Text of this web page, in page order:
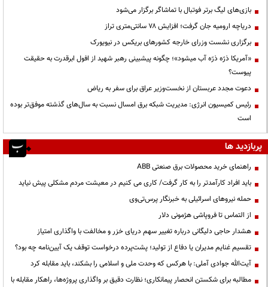
بازی‌های لیگ برتر فوتبال با تماشاگر برگزار می‌شود
دریاچه ارومیه جان گرفت؛ افزایش ۷۸ سانتی‌متری تراز
برگزاری نشست وزرای خارجه کشورهای بریکس در نیویورک
«آمریکا ذرّه ذرّه آب میشود»؛ چگونه پیشبینی رهبر شهید از افول ابرقدرت به حقیقت
پیوست؟
دعوت مجدد عربستان از نخست‌وزیر عراق برای سفر به ریاض
رئیس کمیسیون انرژی: مدیریت شبکه برق امسال نسبت به سال‌های گذشته موفق‌تر بوده
است
پربازدید ها
راهنمای خرید محصولات برق صنعتی ABB
باید افراد کارآمدتر را به کار گرفت/ کاری می کنیم در معیشت مردم مشکلی پیش نیاید
حمله نیروهای اسرائیلی به خبرنگار پرس‌تی‌وی
از التماس تا فروپاشی هژمونی دلار
هشدار حاجی دلیگانی درباره تغییر سهم دریای خزر و مخالفت با واگذاری امتیاز
تقسیم غنایم مدیران یا دفاع از تولید؛ پشت‌پرده درخواست توقف یک آیین‌نامه چه بود؟
آیت‌الله جوادی آملی: با هرکس که وحدت ملی و اسلامی را بشکند، باید مقابله کرد
مطالبه برای شکستن انحصار پیمانکاری؛ نظارت دقیق بر واگذاری پروژه‌ها، راهکار مقابله با